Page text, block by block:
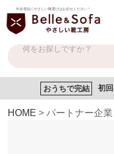
外反母趾にやさしい靴選びはお任せください！
おうちで完結 初
HOME パートナー企